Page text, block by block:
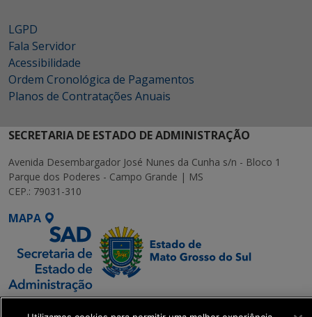
LGPD
Fala Servidor
Acessibilidade
Ordem Cronológica de Pagamentos
Planos de Contratações Anuais
SECRETARIA DE ESTADO DE ADMINISTRAÇÃO
Avenida Desembargador José Nunes da Cunha s/n - Bloco 1
Parque dos Poderes - Campo Grande | MS
CEP.: 79031-310
MAPA